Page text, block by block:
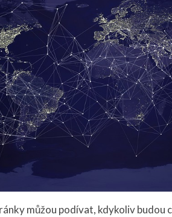
můžou podívat, kdykoliv